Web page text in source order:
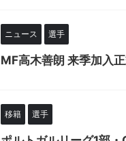
ニュース 選手
MF高木善朗 来季加入
移籍 選手